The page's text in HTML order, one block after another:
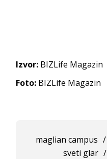
Izvor: BIZLife Magazin
Foto: BIZLife Magazin
maglian campus /
sveti glar /